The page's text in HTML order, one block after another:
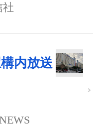
社
内放送